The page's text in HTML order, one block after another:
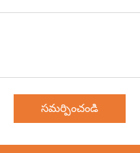
సమర్పించండి